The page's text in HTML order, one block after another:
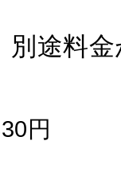
別途料
円 卸